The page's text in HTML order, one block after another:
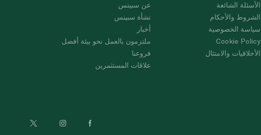
عن سبينس
نشأة سبينس
أخبار
ملتزمون بالعمل نحو بيئة أفضل
فروعنا
علاقات المستثمرين
الأسئلة الشائعة
الشروط والأحكام
سياسة الخصوصية
Cookie Policy
الأخلاقيات والامتثال